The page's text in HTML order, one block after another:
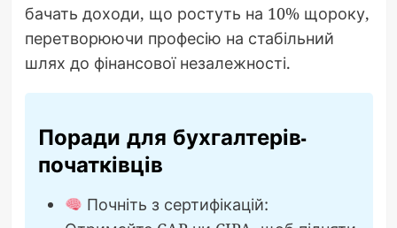
бачать доходи, що ростуть на 10% щороку,
перетворюючи професію на стабільний
шлях до фінансової незалежності.
Поради для бухгалтерів-
початківців
Почніть з сертифікацій: